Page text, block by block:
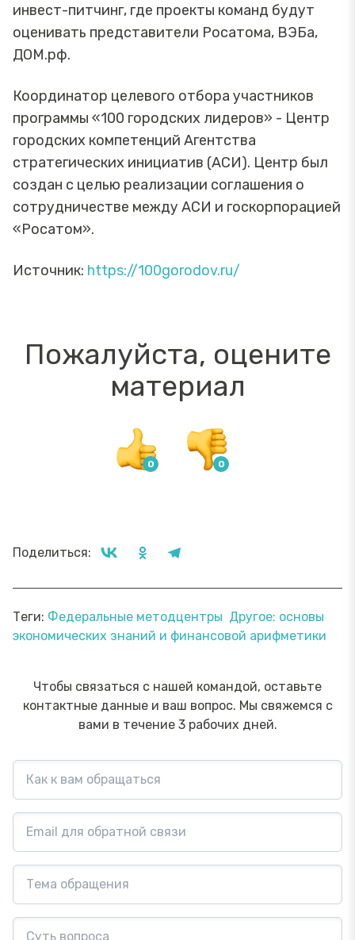
инвест-питчинг, где проекты команд будут
оценивать представители Росатома, ВЭБа,
ДОМ.рф.
Координатор целевого отбора участников
программы «100 городских лидеров» - Центр
городских компетенций Агентства
стратегических инициатив (АСИ). Центр был
создан с целью реализации соглашения о
сотрудничестве между АСИ и госкорпорацией
«Росатом».
Источник: https://100gorodov.ru/
Пожалуйста, оцените
материал
Поделиться:
Теги: Федеральные методцентры Другое: основы
экономических знаний и финансовой арифметики
Чтобы связаться с нашей командой, оставьте
контактные данные и ваш вопрос. Мы свяжемся с
вами в течение 3 рабочих дней.